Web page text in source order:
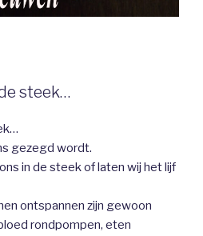
steek…
gezegd wordt.
in de steek of laten wij het lijf
ontspannen zijn gewoon
rondpompen, eten